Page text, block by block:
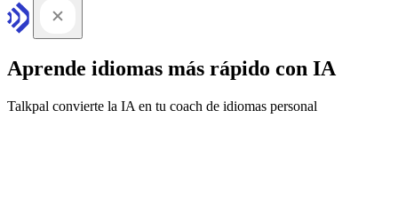
Aprende idiomas más rápido con IA
Talkpal convierte la IA en tu coach de idiomas personal